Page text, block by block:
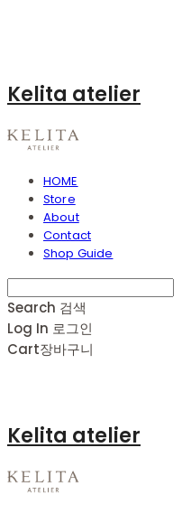
Kelita atelier
HOME
Store
About
Contact
Shop Guide
Search 검색
Log In 로그인
Cart장바구니
Kelita atelier